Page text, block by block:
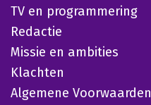
TV en programmering
Redactie
Missie en ambities
Klachten
Algemene Voorwaarden